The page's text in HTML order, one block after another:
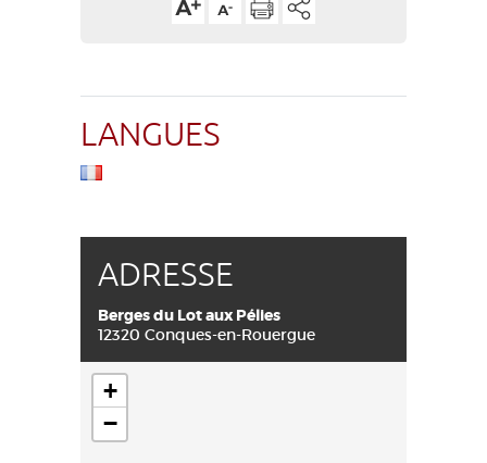
LANGUES
ADRESSE
Berges du Lot aux Pélies
12320 Conques-en-Rouergue
+
−